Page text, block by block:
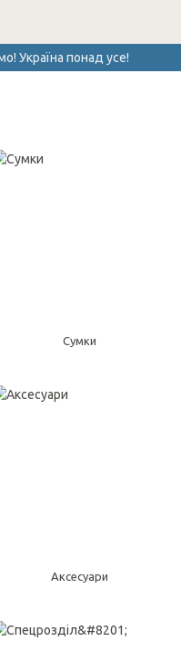
Україна понад усе!
Сумки
Аксесуари